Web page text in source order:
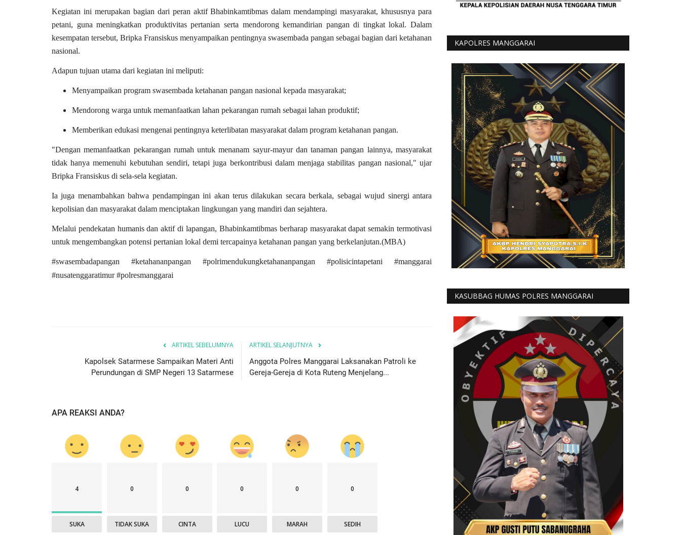
Kegiatan ini merupakan bagian dari peran aktif Bhabinkamtibmas dalam mendampingi masyarakat, khususnya para
petani, guna meningkatkan produktivitas pertanian serta mendorong kemandirian pangan di tingkat lokal. Dalam
kesempatan tersebut, Bripka Fransiskus menyampaikan pentingnya swasembada pangan sebagai bagian dari ketahanan
nasional.
Adapun tujuan utama dari kegiatan ini meliputi:
Menyampaikan program swasembada ketahanan pangan nasional kepada masyarakat;
Mendorong warga untuk memanfaatkan lahan pekarangan rumah sebagai lahan produktif;
Memberikan edukasi mengenai pentingnya keterlibatan masyarakat dalam program ketahanan pangan.
"Dengan memanfaatkan pekarangan rumah untuk menanam sayur-mayur dan tanaman pangan lainnya, masyarakat
tidak hanya memenuhi kebutuhan sendiri, tetapi juga berkontribusi dalam menjaga stabilitas pangan nasional," ujar
Bripka Fransiskus di sela-sela kegiatan.
Ia juga menambahkan bahwa pendampingan ini akan terus dilakukan secara berkala, sebagai wujud sinergi antara
kepolisian dan masyarakat dalam menciptakan lingkungan yang mandiri dan sejahtera.
Melalui pendekatan humanis dan aktif di lapangan, Bhabinkamtibmas berharap masyarakat dapat semakin termotivasi
untuk mengembangkan potensi pertanian lokal demi tercapainya ketahanan pangan yang berkelanjutan.(MBA)
#swasembadapangan #ketahananpangan #polrimendukungketahananpangan #polisicintapetani #manggarai
#nusatenggaratimur #polresmanggarai
ARTIKEL SEBELUMNYA
Kapolsek Satarmese Sampaikan Materi Anti
Perundungan di SMP Negeri 13 Satarmese
ARTIKEL SELANJUTNYA
Anggota Polres Manggarai Laksanakan Patroli ke
Gereja-Gereja di Kota Ruteng Menjelang...
APA REAKSI ANDA?
4
SUKA
0
TIDAK SUKA
0
CINTA
0
LUCU
0
MARAH
0
SEDIH
KAPOLRES MANGGARAI
KASUBBAG HUMAS POLRES MANGGARAI